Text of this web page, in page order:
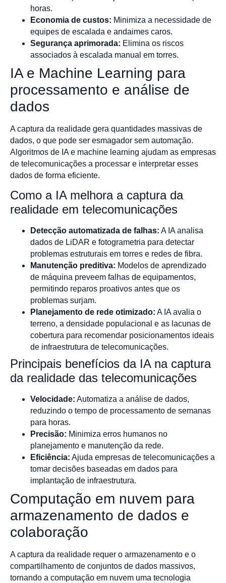
horas.
Economia de custos: Minimiza a necessidade de
equipes de escalada e andaimes caros.
Segurança aprimorada: Elimina os riscos
associados à escalada manual em torres.
IA e Machine Learning para
processamento e análise de
dados
A captura da realidade gera quantidades massivas de
dados, o que pode ser esmagador sem automação.
Algoritmos de IA e machine learning ajudam as empresas
de telecomunicações a processar e interpretar esses
dados de forma eficiente.
Como a IA melhora a captura da
realidade em telecomunicações
Detecção automatizada de falhas: A IA analisa
dados de LiDAR e fotogrametria para detectar
problemas estruturais em torres e redes de fibra.
Manutenção preditiva: Modelos de aprendizado
de máquina preveem falhas de equipamentos,
permitindo reparos proativos antes que os
problemas surjam.
Planejamento de rede otimizado: A IA avalia o
terreno, a densidade populacional e as lacunas de
cobertura para recomendar posicionamentos ideais
de infraestrutura de telecomunicações.
Principais benefícios da IA na captura
da realidade das telecomunicações
Velocidade: Automatiza a análise de dados,
reduzindo o tempo de processamento de semanas
para horas.
Precisão: Minimiza erros humanos no
planejamento e manutenção da rede.
Eficiência: Ajuda empresas de telecomunicações a
tomar decisões baseadas em dados para
implantação de infraestrutura.
Computação em nuvem para
armazenamento de dados e
colaboração
A captura da realidade requer o armazenamento e o
compartilhamento de conjuntos de dados massivos,
tornando a computação em nuvem uma tecnologia